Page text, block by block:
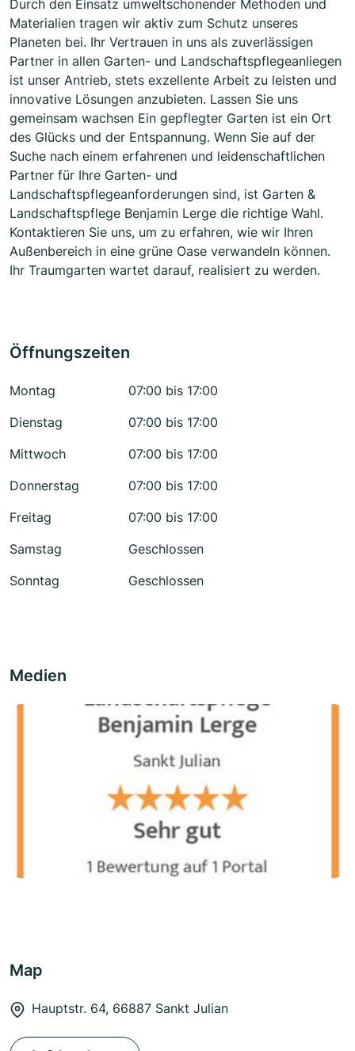
Durch den Einsatz umweltschonender Methoden und
Materialien tragen wir aktiv zum Schutz unseres
Planeten bei. Ihr Vertrauen in uns als zuverlässigen
Partner in allen Garten- und Landschaftspflegeanliegen
ist unser Antrieb, stets exzellente Arbeit zu leisten und
innovative Lösungen anzubieten. Lassen Sie uns
gemeinsam wachsen Ein gepflegter Garten ist ein Ort
des Glücks und der Entspannung. Wenn Sie auf der
Suche nach einem erfahrenen und leidenschaftlichen
Partner für Ihre Garten- und
Landschaftspflegeanforderungen sind, ist Garten &
Landschaftspflege Benjamin Lerge die richtige Wahl.
Kontaktieren Sie uns, um zu erfahren, wie wir Ihren
Außenbereich in eine grüne Oase verwandeln können.
Ihr Traumgarten wartet darauf, realisiert zu werden.
Öffnungszeiten
Montag
07:00 bis 17:00
Dienstag
07:00 bis 17:00
Mittwoch
07:00 bis 17:00
Donnerstag
07:00 bis 17:00
Freitag
07:00 bis 17:00
Samstag
Geschlossen
Sonntag
Geschlossen
Medien
Map
Hauptstr. 64, 66887 Sankt Julian